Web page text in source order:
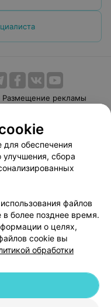
Размещение рекламы
Способы оплаты
103.by
данных
| 220012, Республика Беларусь,
обеспечения
улучшения, сбора
файлов
в более позднее время.
о целях,
cookie вы
обработки